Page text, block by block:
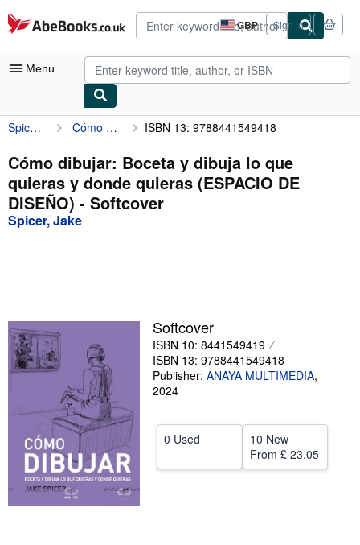
Skip to main content
AbeBooks.co.uk GBP
Site
shopping
preferences
Sign in
Menu
My Account
My Purchases
Advanced Search
Browse Collections
Sellers
Start Selling
Spicer, Jake Cómo dibujar: Boceta y dibuja lo que quieras y donde quieras (ESPACIO DE DISEÑO) ISBN 13: 9788441549418
Cómo dibujar: Boceta y dibuja lo que
quieras y donde quieras (ESPACIO DE
DISEÑO) - Softcover
Spicer, Jake
Softcover
ISBN 10: 8441549419
ISBN 13: 9788441549418
Publisher: ANAYA MULTIMEDIA,
2024
0 Used
10 New
From £ 23.05